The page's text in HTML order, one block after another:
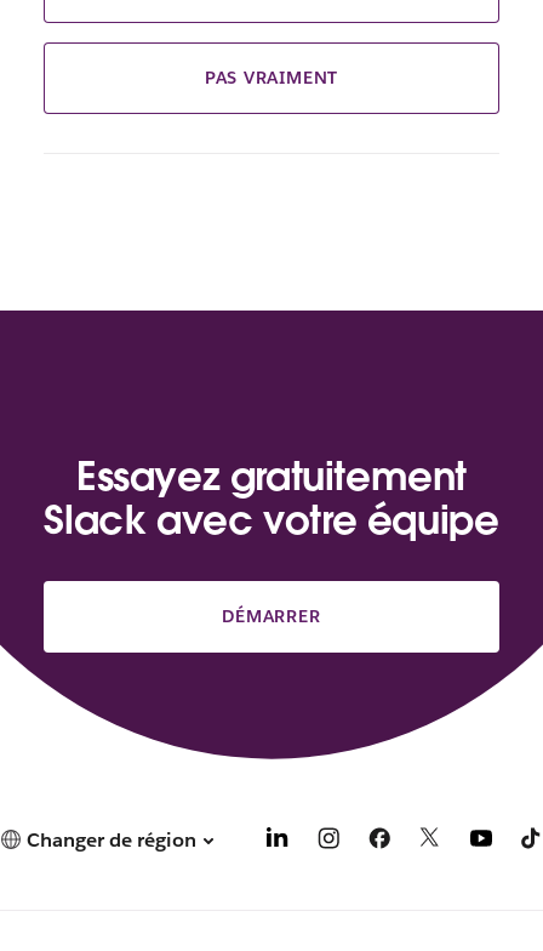
PAS VRAIMENT
Essayez gratuitement
Slack avec votre équipe
DÉMARRER
Changer de région